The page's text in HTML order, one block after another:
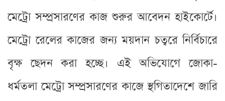
মেট্রো সম্প্রসারণের কাজ শুরুর আবেদন হাইকোর্টে।
মেট্রো রেলের কাজের জন্য ময়দান চত্বরে নির্বিচারে
বৃক্ষ ছেদন করা হচ্ছে। এই অভিযোগে জোকা-
ধর্মতলা মেট্রো সম্প্রসারণের কাজে স্থগিতাদেশে জারি